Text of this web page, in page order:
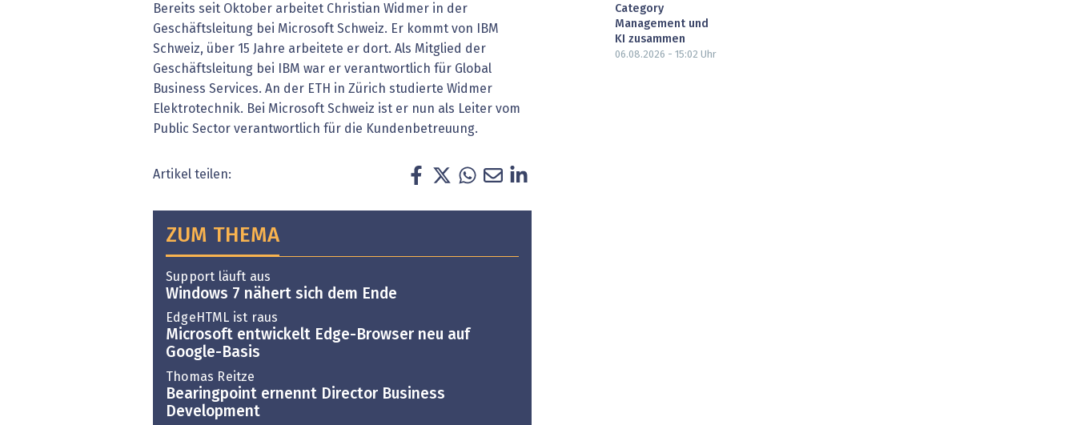
Bereits seit Oktober arbeitet Christian Widmer in der
Geschäftsleitung bei Microsoft Schweiz. Er kommt von IBM
Schweiz, über 15 Jahre arbeitete er dort. Als Mitglied der
Geschäftsleitung bei IBM war er verantwortlich für Global
Business Services. An der ETH in Zürich studierte Widmer
Elektrotechnik. Bei Microsoft Schweiz ist er nun als Leiter vom
Public Sector verantwortlich für die Kundenbetreuung.
Artikel teilen:
ZUM THEMA
Support läuft aus
Windows 7 nähert sich dem Ende
EdgeHTML ist raus
Microsoft entwickelt Edge-Browser neu auf
Google-Basis
Thomas Reitze
Bearingpoint ernennt Director Business
Development
Category
Management und
KI zusammen
06.08.2026 - 15:02 Uhr